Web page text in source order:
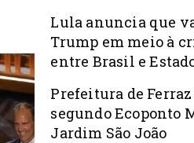
Lula anuncia que
Trump em meio à
entre Brasil e
Prefeitura de
segundo Ecoponto
Jardim São João